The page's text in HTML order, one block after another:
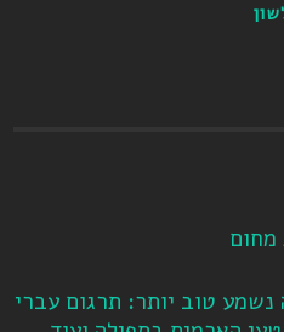
נשמע טוב יותר: תרגום עברי